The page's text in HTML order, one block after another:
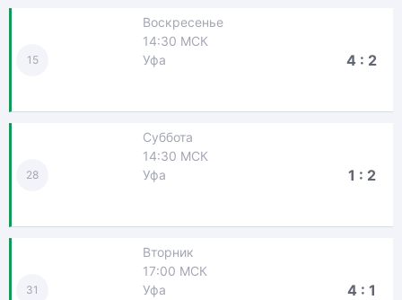
15
Воскресенье
14:30 МСК
Уфа
4 : 2
28
Суббота
14:30 МСК
Уфа
1 : 2
31
Вторник
17:00 МСК
Уфа
4 : 1